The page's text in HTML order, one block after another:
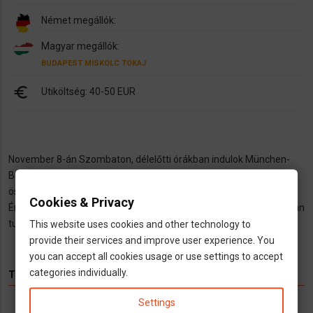
Német megállók:
Magyar megállók:
BUDAPEST MISKOLC TOKAJ
euro Utiköltség: 40-50 EUR
November 8-án Szombaton, délelőtti órákban indulok München-
Budapest- Miskolc-Tokaj útvonalon, 1 fő jelentkezést várom,
összesen 3-an utaznánk !
Érdeklődni itt üzenetben, érdeklődőknek mobilszámomat privátban
tudom majd később megadni.
TÉMÁK
Munka
Cookies & Privacy
This website uses cookies and other technology to
provide their services and improve user experience. You
you can accept all cookies usage or use settings to accept
categories individually.
Settings